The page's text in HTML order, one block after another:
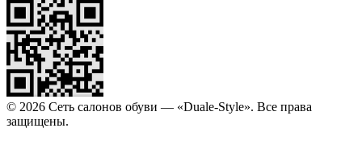
© 2026 Сеть салонов обуви — «Duale-Style». Все права
защищены.